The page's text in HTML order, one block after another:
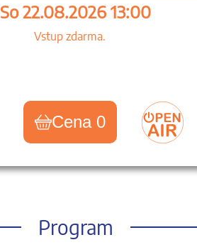
So 22.08.2026 13:00
Vstup zdarma.
Cena 0
Program